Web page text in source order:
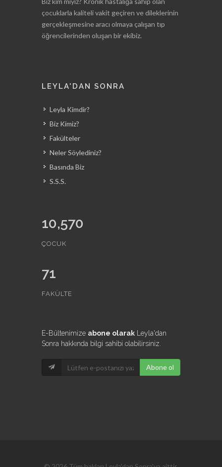
çocuklarla kaliteli vakit geçiren ve dileklerinin
gerçekleşmesine aracı olmaya çalışan tıp
öğrencilerinden oluşan bir ekibiz.
LEYLA'DAN SONRA
Leyla Kimdir?
Biz Kimiz?
Fakülteler
Neler Söylediniz?
Basında Biz
S.S.S.
10,570
ÇOCUK
71
FAKÜLTE
E-Bültenimize abone olarak Leyla'dan
Sonra hakkında bilgi sahibi olabilirsiniz.
Abone ol